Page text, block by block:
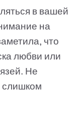
в вашей
на
что
любви или
Не
слишком